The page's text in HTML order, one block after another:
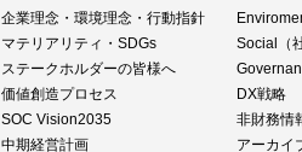
企業理念・環境理念・行動指針
マテリアリティ・SDGs
ステークホルダーの皆様へ
価値創造プロセス
SOC Vision2035
中期経営計画
Social（
DX戦略
⾮財務情
アーカイ